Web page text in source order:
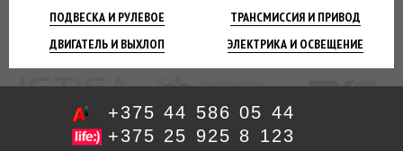
ПОДВЕСКА И РУЛЕВОЕ ТРАНСМИССИЯ И ПРИВОД
ДВИГАТЕЛЬ И ВЫХЛОП ЭЛЕКТРИКА И ОСВЕЩЕНИЕ
+375 44 586 05 44
+375 25 925 8 123